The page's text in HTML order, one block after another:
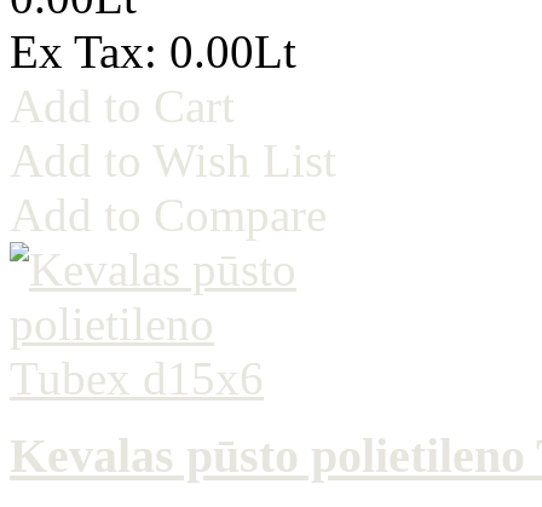
Ex Tax: 0.00Lt
Add to Cart
Add to Wish List
Add to Compare
Kevalas pūsto polietileno